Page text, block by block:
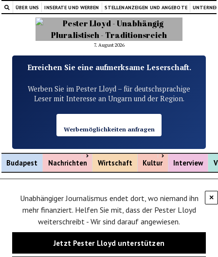
ÜBER UNS INSERATE UND WERBEN STELLENANZEIGEN UND ANGEBOTE
7. August 2026
Erreichen Sie eine aufmerksame Leserschaft.
Werben Sie im Pester Lloyd – für deutschsprachige
Leser mit Interesse an Ungarn und der Region.
Werbemöglichkeiten anfragen
Budapest Nachrichten
Menü öffnen
Wirtschaft Kultur
Menü öffnen
Interview
×
Unabhängiger Journalismus endet dort, wo niemand ihn
mehr finanziert. Helfen Sie mit, dass der Pester Lloyd
weiterschreibt - Wir sind darauf angewiesen.
Jetzt Pester Lloyd unterstützen